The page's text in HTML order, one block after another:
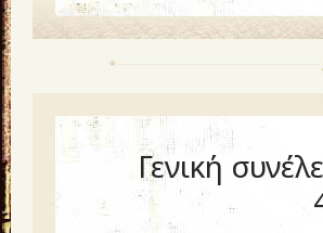
Γενική